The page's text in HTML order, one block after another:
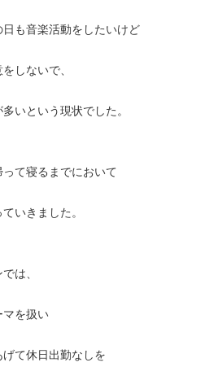
も音楽活動をしたいけど
しないで、
いという現状でした。
て寝るまでにおいて
いきました。
は、
を扱い
て休日出勤なしを